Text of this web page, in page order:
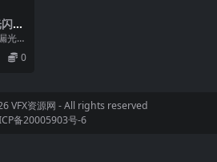
烁
光闪
态
0
VFX资源网 - All rights reserved
备20005903号-6